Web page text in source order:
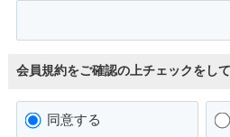
会員規約をご確認の上チェックをし
同意する